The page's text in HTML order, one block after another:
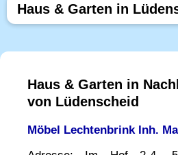
Haus & Garten in
Haus & Garten in
von Lüdenscheid
Möbel Lechtenbrink Inh.